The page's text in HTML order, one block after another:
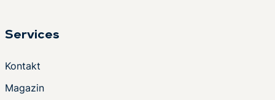
Services
Kontakt
Magazin